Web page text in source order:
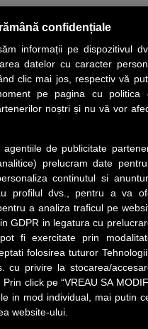
COVER STORY
iarul Financiar
Despre Noi
Contact Redactie
Contact Marketing
Contact Vanzari
Abonamente print
Redactorii BM
About
si/sau video), purtătoare
în numerotarea
confidențiale
informații pe dispozitivul
datelor cu caracter
clic mai jos, respectiv vă
pe pagina cu politica
noștri și nu vă vor
de publicitate
prelucram date
continutul si
profilul dvs., pentru a va
a analiza traficul pe
GDPR in legatura cu
fi exercitate prin
folosirea tuturor
cu privire la stocarea/
click pe “VREAU SA
in mod individual, mai putin
website-ului.